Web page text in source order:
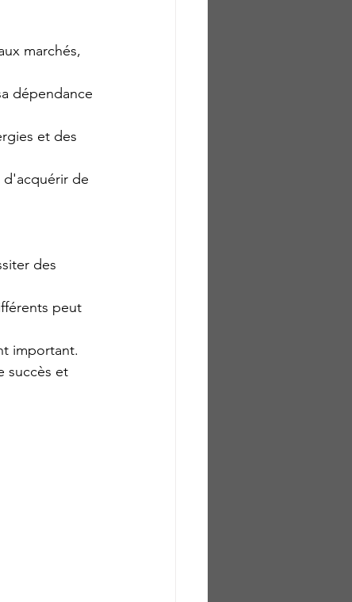
marchés,
dépendance
et des
de
des
peut
important.
succès et